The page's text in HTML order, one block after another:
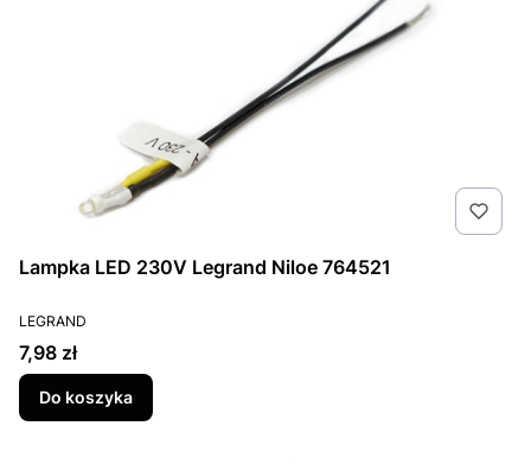
Lampka LED 230V Legrand Niloe 764521
PRODUCENT
LEGRAND
Cena
7,98 zł
Do koszyka